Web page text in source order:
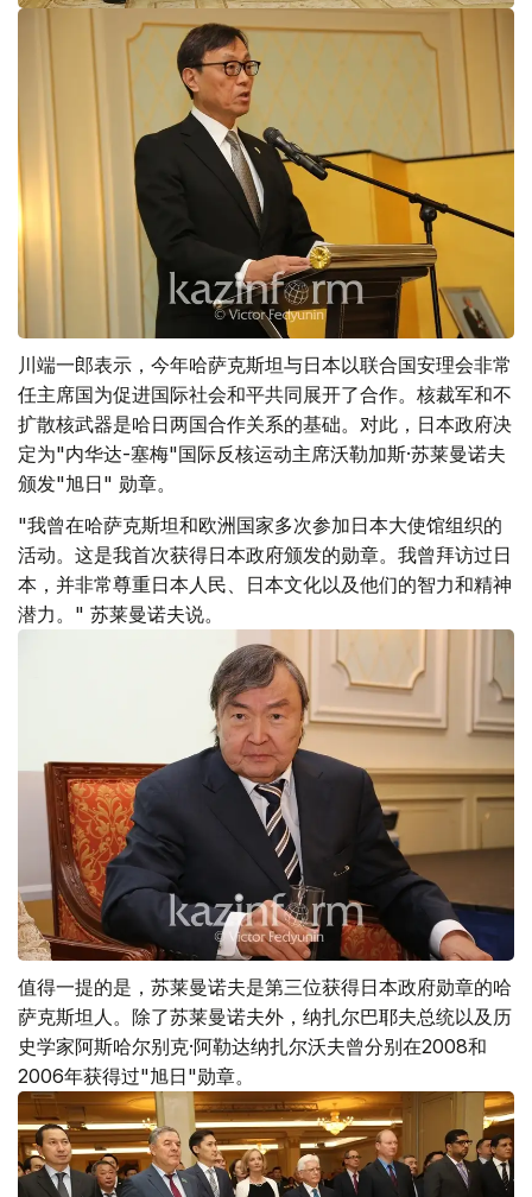
川端一郎表示，今年哈萨克斯坦与日本以联合国安理会非常
任主席国为促进国际社会和平共同展开了合作。核裁军和不
扩散核武器是哈日两国合作关系的基础。对此，日本政府决
定为"内华达-塞梅"国际反核运动主席沃勒加斯·苏莱曼诺夫
颁发"旭日" 勋章。
"我曾在哈萨克斯坦和欧洲国家多次参加日本大使馆组织的
活动。这是我首次获得日本政府颁发的勋章。我曾拜访过日
本，并非常尊重日本人民、日本文化以及他们的智力和精神
潜力。" 苏莱曼诺夫说。
值得一提的是，苏莱曼诺夫是第三位获得日本政府勋章的哈
萨克斯坦人。除了苏莱曼诺夫外，纳扎尔巴耶夫总统以及历
史学家阿斯哈尔别克·阿勒达纳扎尔沃夫曾分别在2008和
2006年获得过"旭日"勋章。